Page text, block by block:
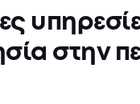
στην